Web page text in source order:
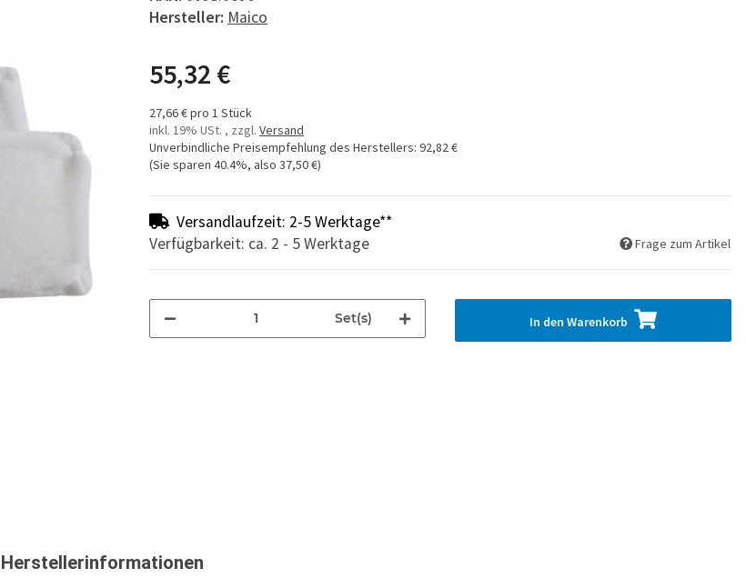
Hersteller: Maico
55,32 €
27,66 € pro 1 Stück
inkl. 19% USt. , zzgl. Versand
Unverbindliche Preisempfehlung des Herstellers: 92,82 €
(Sie sparen 40.4%, also 37,50 €)
Versandlaufzeit: 2-5 Werktage**
Verfügbarkeit: ca. 2 - 5 Werktage
Frage zum Artikel
Set(s) In den Warenkorb
Herstellerinformationen